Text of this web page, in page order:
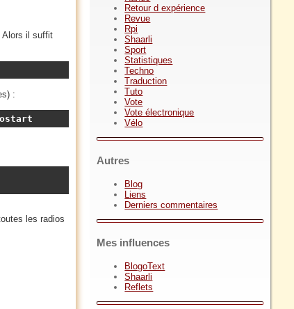
Retour d expérience
Revue
Rpi
Shaarli
Sport
Statistiques
Techno
Traduction
Tuto
Vote
Vote électronique
Vélo
Autres
Blog
Liens
Derniers commentaires
Mes influences
BlogoText
Shaarli
Reflets
Alors il suffit
:
les radios